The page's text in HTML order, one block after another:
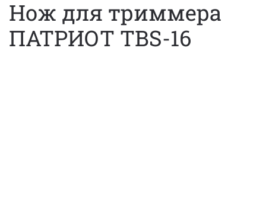
Нож для триммера
ПАТРИОТ TBS-16